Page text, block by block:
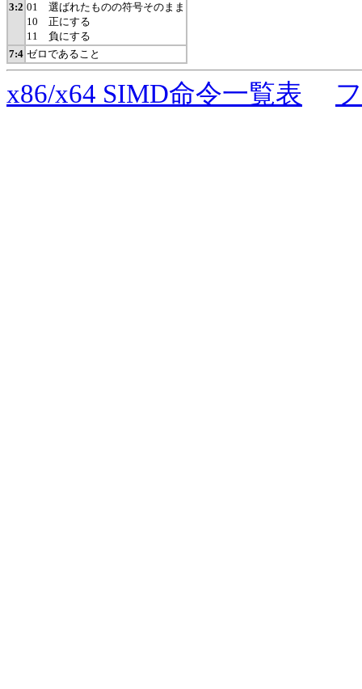
3:2 01 選ばれたものの符号そのまま
10 正にする
11 負にする
7:4 ゼロであること
x86/x64 SIMD命令一覧表